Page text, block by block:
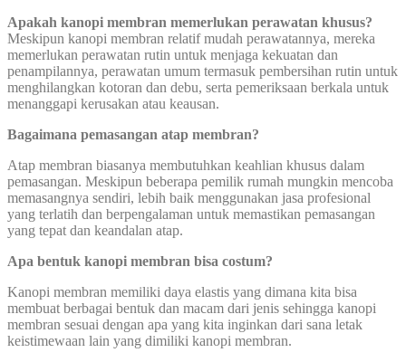
Apakah kanopi membran memerlukan perawatan khusus?
Meskipun kanopi membran relatif mudah perawatannya, mereka
memerlukan perawatan rutin untuk menjaga kekuatan dan
penampilannya, perawatan umum termasuk pembersihan rutin untuk
menghilangkan kotoran dan debu, serta pemeriksaan berkala untuk
menanggapi kerusakan atau keausan.
Bagaimana pemasangan atap membran?
Atap membran biasanya membutuhkan keahlian khusus dalam
pemasangan. Meskipun beberapa pemilik rumah mungkin mencoba
memasangnya sendiri, lebih baik menggunakan jasa profesional
yang terlatih dan berpengalaman untuk memastikan pemasangan
yang tepat dan keandalan atap.
Apa bentuk kanopi membran bisa costum?
Kanopi membran memiliki daya elastis yang dimana kita bisa
membuat berbagai bentuk dan macam dari jenis sehingga kanopi
membran sesuai dengan apa yang kita inginkan dari sana letak
keistimewaan lain yang dimiliki kanopi membran.